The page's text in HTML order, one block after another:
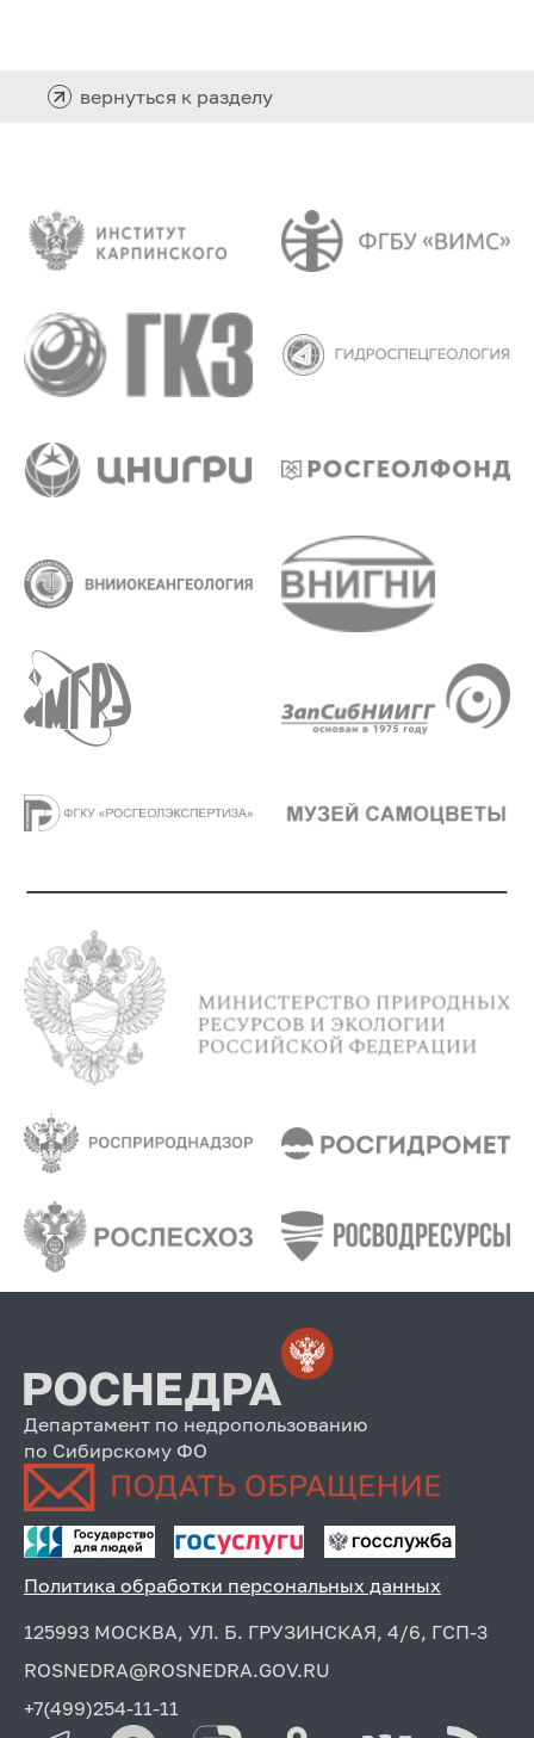
вернуться к разделу
Департамент по недропользованию
по Сибирскому ФО
Политика обработки персональных данных
125993 МОСКВА, УЛ. Б. ГРУЗИНСКАЯ, 4/6, ГСП-3
ROSNEDRA@ROSNEDRA.GOV.RU
+7(499)254-11-11